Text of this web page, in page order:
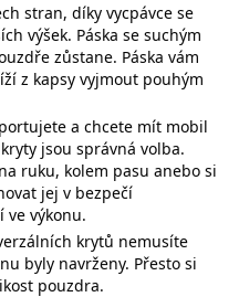
stran, díky vycpávce se
výšek. Páska se suchým
zůstane. Páska vám
z kapsy vyjmout pouhým
a chcete mít mobil
jsou správná volba.
ruku, kolem pasu anebo si
jej v bezpečí
ve výkonu.
krytů nemusíte
byly navrženy. Přesto si
pouzdra.